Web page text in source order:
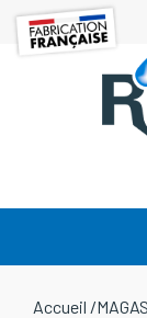
Accueil /